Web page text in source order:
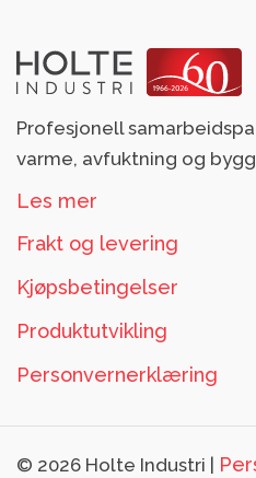
Profesjonell
varme, avfuktning og
Les mer
Frakt og levering
Kjøpsbetingelser
Produktutvikling
Personvernerklæring
© 2026 Holte Industri |